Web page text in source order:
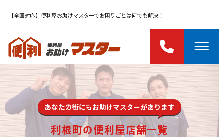
【全国対応】便利屋お助けマスターでお困りごとは何でも解決！
あなたの街にもお助けマスターがあります
利根町の便利屋店舗一覧